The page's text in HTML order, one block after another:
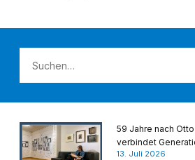
59 Jahre nach
verbindet
13. Juli 2026